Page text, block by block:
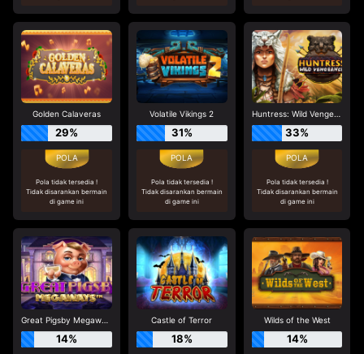
Golden Calaveras
29%
Pola tidak tersedia !
Tidak disarankan bermain
di game ini
Volatile Vikings 2
31%
Pola tidak tersedia !
Tidak disarankan bermain
di game ini
Huntress: Wild Vengeance
33%
Pola tidak tersedia !
Tidak disarankan bermain
di game ini
Great Pigsby Megaways
14%
Castle of Terror
18%
Wilds of the West
14%